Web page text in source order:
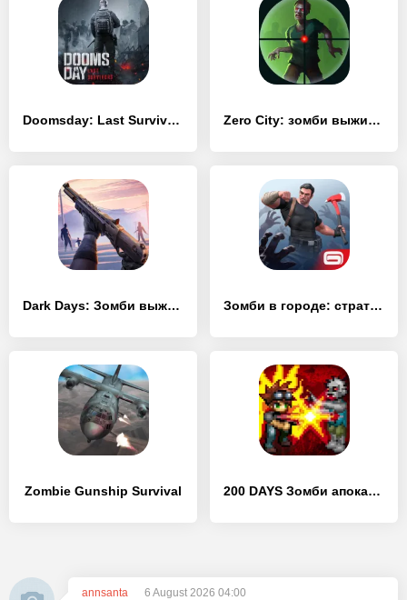
Doomsday: Last Survivors Zero City: зомби выживание
Dark Days: Зомби выживание Зомби в городе: стратегия и выживание
Zombie Gunship Survival 200 DAYS Зомби апокалипсис
annsanta
6 August 2026 04:00